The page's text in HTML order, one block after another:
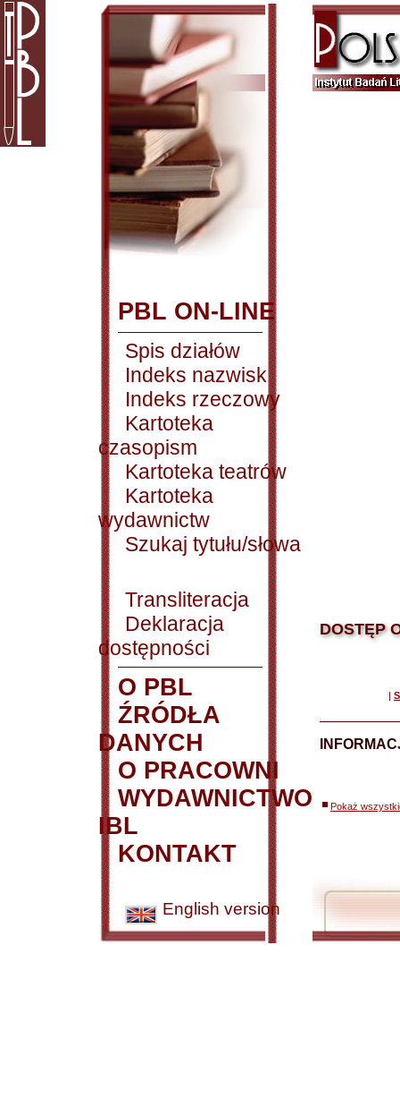
PBL ON-LINE
Spis działów
Indeks nazwisk
Indeks rzeczowy
Kartoteka
czasopism
Kartoteka teatrów
Kartoteka
wydawnictw
Szukaj tytułu/słowa
Transliteracja
Deklaracja
dostępności
O PBL
ŹRÓDŁA
DANYCH
O PRACOWNI
WYDAWNICTWO
IBL
KONTAKT
English version
DOSTĘP
|
Pokaż